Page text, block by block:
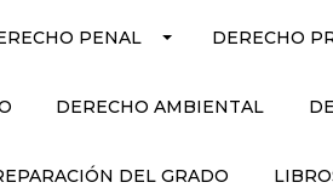
PENAL DERECHO
DERECHO AMBIENTAL
DEL GRADO